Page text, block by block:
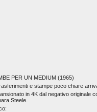
PER UN MEDIUM (1965)
e stampe poco chiare
in 4K dal negativo originale
Steele.